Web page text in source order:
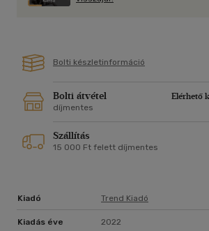
Bolti készletinformáció
Bolti átvétel
Elérhető
díjmentes
Szállítás
15 000 Ft felett díjmentes
Kiadó Trend Kiadó
Kiadás éve 2022